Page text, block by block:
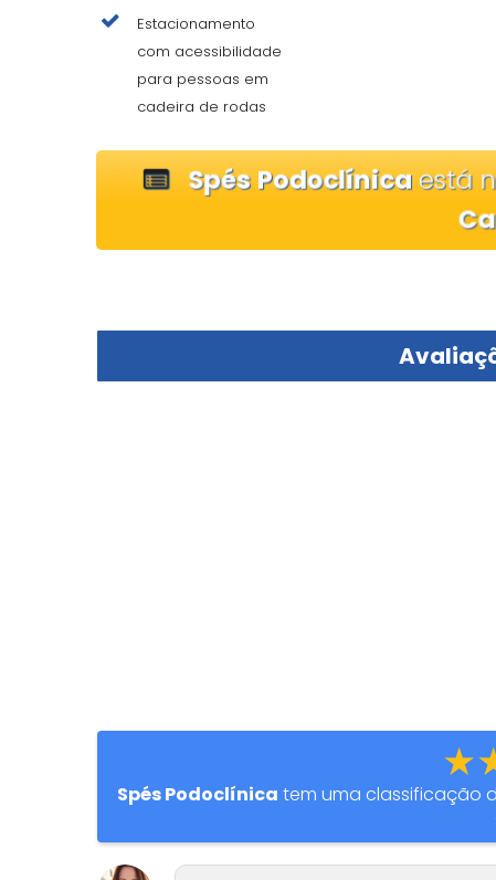
Estacionamento
com acessibilidade
para pessoas em
cadeira de rodas
Spés Podoclínicaestá
Spés Podoclínica tem uma classificação